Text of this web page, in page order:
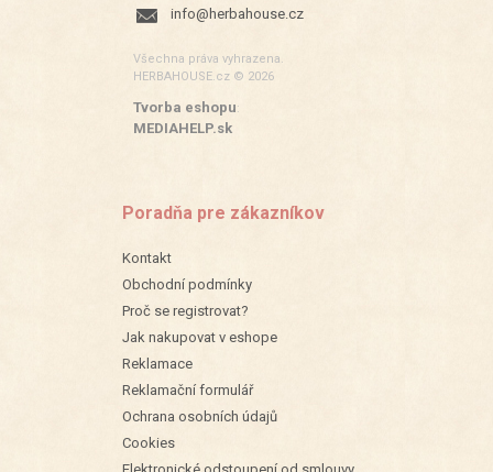
info@herbahouse.cz
Všechna práva vyhrazena.
HERBAHOUSE.cz © 2026
Tvorba eshopu:
MEDIAHELP.sk
Poradňa pre zákazníkov
Kontakt
Obchodní podmínky
Proč se registrovat?
Jak nakupovat v eshope
Reklamace
Reklamační formulář
Ochrana osobních údajů
Cookies